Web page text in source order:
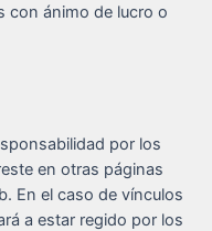
con ánimo de lucro o
por los
en otras páginas
En el caso de vínculos
a estar regido por los